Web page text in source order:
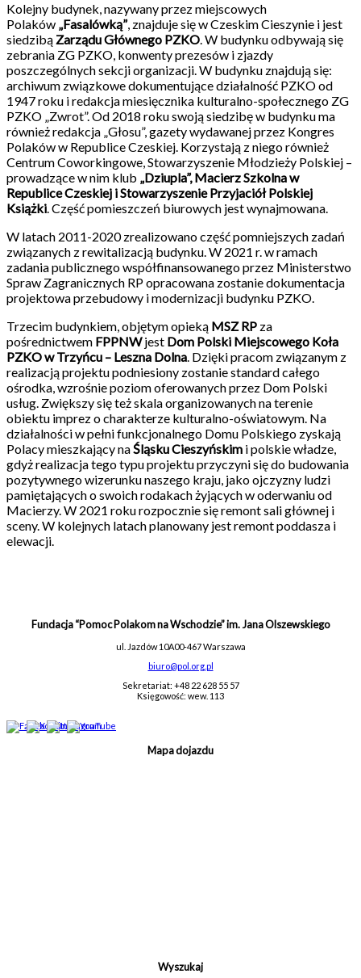
Kolejny budynek, nazywany przez miejscowych
Polaków „Fasalówką”, znajduje się w Czeskim Cieszynie i jest
siedzibąZarządu Głównego PZKO. W budynku odbywają się
zebrania ZG PZKO, konwenty prezesów i zjazdy
poszczególnych sekcji organizacji. W budynku znajdują się:
archiwum związkowe dokumentujące działalność PZKO od
1947 roku i redakcja miesięcznika kulturalno-społecznego ZG
PZKO „Zwrot”. Od 2018 roku swoją siedzibę w budynku ma
również redakcja „Głosu”, gazety wydawanej przez Kongres
Polaków w Republice Czeskiej. Korzystają z niego również
Centrum Coworkingowe, Stowarzyszenie Młodzieży Polskiej –
prowadzące w nim klub „Dziupla”, Macierz Szkolna w
Republice Czeskiej i Stowarzyszenie Przyjaciół Polskiej
Książki. Część pomieszczeń biurowych jest wynajmowana.
W latach 2011-2020 zrealizowano część pomniejszych zadań
związanych z rewitalizacją budynku. W 2021 r. w ramach
zadania publicznego współfinansowanego przez Ministerstwo
Spraw Zagranicznych RP opracowana zostanie dokumentacja
projektowa przebudowy i modernizacji budynku PZKO.
Trzecim budynkiem, objętym opieką MSZ RP za
pośrednictwem FPPNWjest Dom Polski Miejscowego Koła
PZKO w Trzyńcu – Leszna Dolna. Dzięki pracom związanym z
realizacją projektu podniesiony zostanie standard całego
ośrodka, wzrośnie poziom oferowanych przez Dom Polski
usług. Zwiększy się też skala organizowanych na terenie
obiektu imprez o charakterze kulturalno-oświatowym. Na
działalności w pełni funkcjonalnego Domu Polskiego zyskają
Polacy mieszkający naŚląsku Cieszyńskim i polskie władze,
gdyż realizacja tego typu projektu przyczyni się do budowania
pozytywnego wizerunku naszego kraju, jako ojczyzny ludzi
pamiętających o swoich rodakach żyjących w oderwaniu od
Macierzy. W 2021 roku rozpocznie się remont sali głównej i
sceny. W kolejnych latach planowany jest remont poddasza i
elewacji.
Fundacja “Pomoc Polakom na Wschodzie” im. Jana Olszewskiego
ul. Jazdów 10A00-467 Warszawa
biuro@pol.org.pl
Sekretariat: +48 22 628 55 57
Księgowość: wew. 113
Mapa dojazdu
Wyszukaj